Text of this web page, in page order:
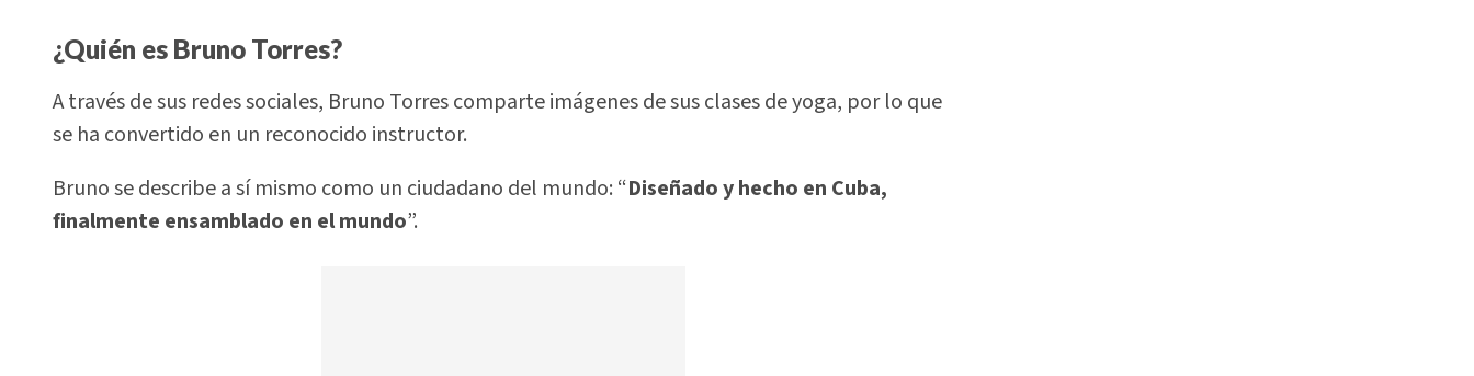
¿Quién es Bruno Torres?
A través de sus redes sociales, Bruno Torres comparte imágenes de sus clases de yoga, por lo que
se ha convertido en un reconocido instructor.
Bruno se describe a sí mismo como un ciudadano del mundo: “Diseñado y hecho en Cuba,
finalmente ensamblado en el mundo”.